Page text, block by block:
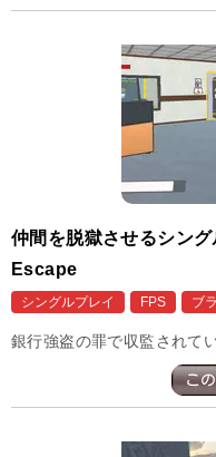
仲間を脱獄させるシン
Escape
シングルプレイ FPS ブ
銀行強盗の罪で収監されて